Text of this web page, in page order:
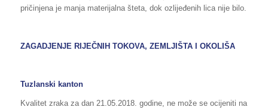
pričinjena je manja materijalna šteta, dok ozlijeđenih lica nije bilo.
ZAGADJENJE RIJEČNIH TOKOVA, ZEMLJIŠTA I OKOLIŠA
Tuzlanski kanton
Kvalitet zraka za dan 21.05.2018. godine, ne može se ocijeniti na